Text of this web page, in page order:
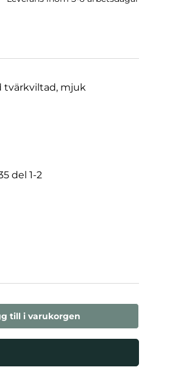
tvärkviltad, mjuk
del 1-2
till i varukorgen